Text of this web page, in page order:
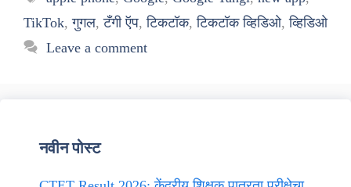
TikTok,गुगल,टँगी ऍप,टिकटॉक,टिकटॉक व्हिडिओ,व्हिडिओ
Leave a comment
नवीन पोस्ट